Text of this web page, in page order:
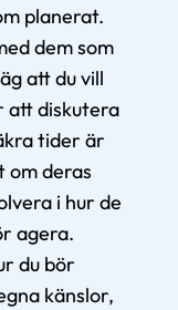
planerat.
dem som
att du vill
att diskutera
tider är
om deras
i hur de
agera.
du bör
känslor,